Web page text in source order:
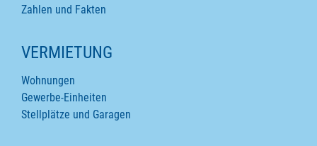
Zahlen und Fakten
VERMIETUNG
Wohnungen
Gewerbe-Einheiten
Stellplätze und Garagen